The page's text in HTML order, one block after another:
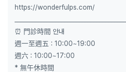
https://wonderfulps.com/
⏰ 門診時間 안내
週一至週五 : 10:00~19:00
週六 : 10:00~17:00
* 無午休時間